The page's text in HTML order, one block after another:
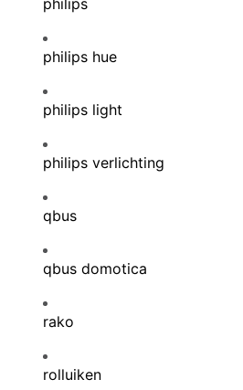
philips
philips hue
philips light
philips verlichting
qbus
qbus domotica
rako
rolluiken